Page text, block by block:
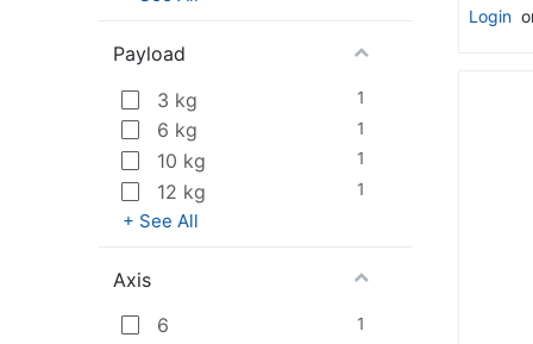
Payload
3 kg
1
6 kg 1
10 kg 1
12 kg 1
+ See All
Axis
6
1
Login